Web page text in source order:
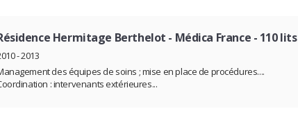
Hermitage Berthelot - Médica France - 110 lits
- 2013
des équipes de soins ; mise en place de procédures....
: intervenants extérieures...